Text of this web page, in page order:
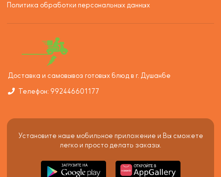
Политика обработки персональных данных
Доставка и самовывоз готовых блюд в г. Душанбе
Телефон: 992446601177
Установите наше мобильное приложение и Вы сможете
легко и просто делать заказы.